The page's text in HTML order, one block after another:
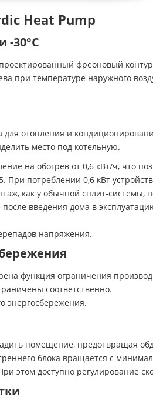
Heat Pump
-30°С
фреоновый
при температуре наружного
для отопления и
место под котельную.
на обогрев от 0,6 кВт/ч, что
При потреблении 0,6 кВт
как у обычной сплит-
введения дома в
напряжения.
функция ограничения
соответственно.
энергосбережения.
помещение, предотвращая
блока вращается с
этом доступно регулирование